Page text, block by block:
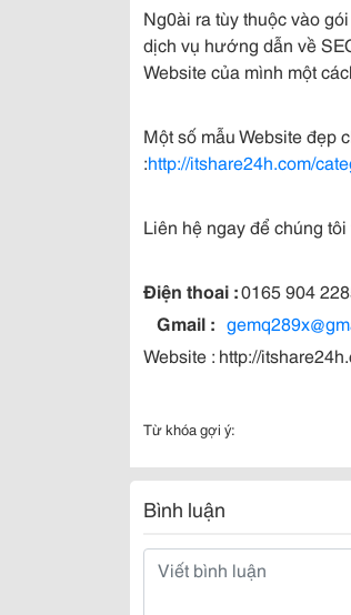
Ng0ài ra tùy thuộc vào
dịch vụ hướng dẫn về
Website của mình một
Một số mẫu Website đẹp
:http://itshare24h.com/
Liên hệ ngay để chúng
Điện thoai :0165 904
Gmail :
Website : http://
Từ khóa gợi ý:
Bình luận